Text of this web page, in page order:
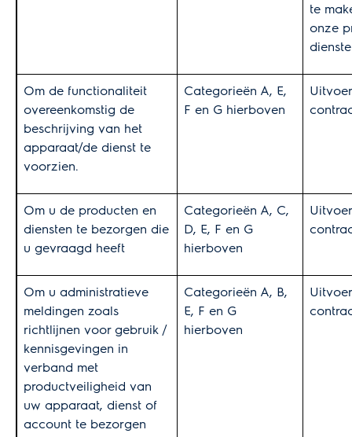
te
onze
Om de functionaliteit
overeenkomstig de
beschrijving van het
apparaat/de dienst te
voorzien.
Categorieën A, E,
F en G hierboven
Om u de producten en
diensten te bezorgen die
u gevraagd heeft
Categorieën A, C,
D, E, F en G
hierboven
Om u administratieve
meldingen zoals
richtlijnen voor gebruik /
kennisgevingen in
verband met
productveiligheid van
uw apparaat, dienst of
account te bezorgen
Categorieën A, B,
E, F en G
hierboven